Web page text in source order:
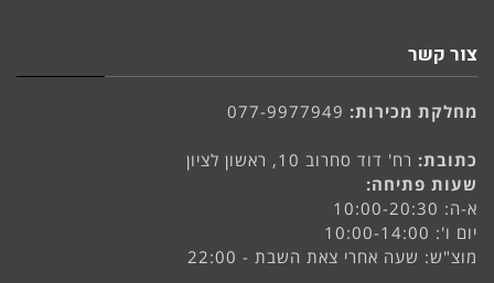
צור קשר
מחלקת מכירות: 077-9977949
כתובת: רח' דוד סחרוב 10, ראשון לציון
שעות פתיחה:
א-ה: 10:00-20:30
יום ו': 10:00-14:00
מוצ"ש: שעה אחרי צאת השבת - 22:00